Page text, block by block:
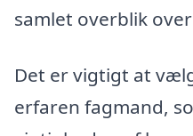
samlet overblik
Det er vigtigt at
erfaren fagmand,